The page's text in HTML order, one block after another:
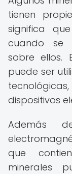
tienen
significa
cuando se
sobre ellos.
puede ser
dispositivos
Además
que
minerales